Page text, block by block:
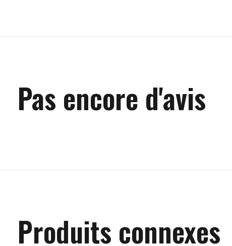
Pas encore d'avis
Produits connexes